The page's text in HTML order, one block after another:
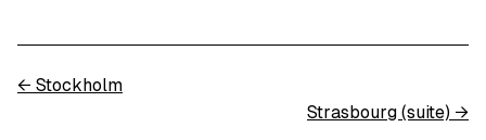
← Stockholm
Strasbourg (suite) →